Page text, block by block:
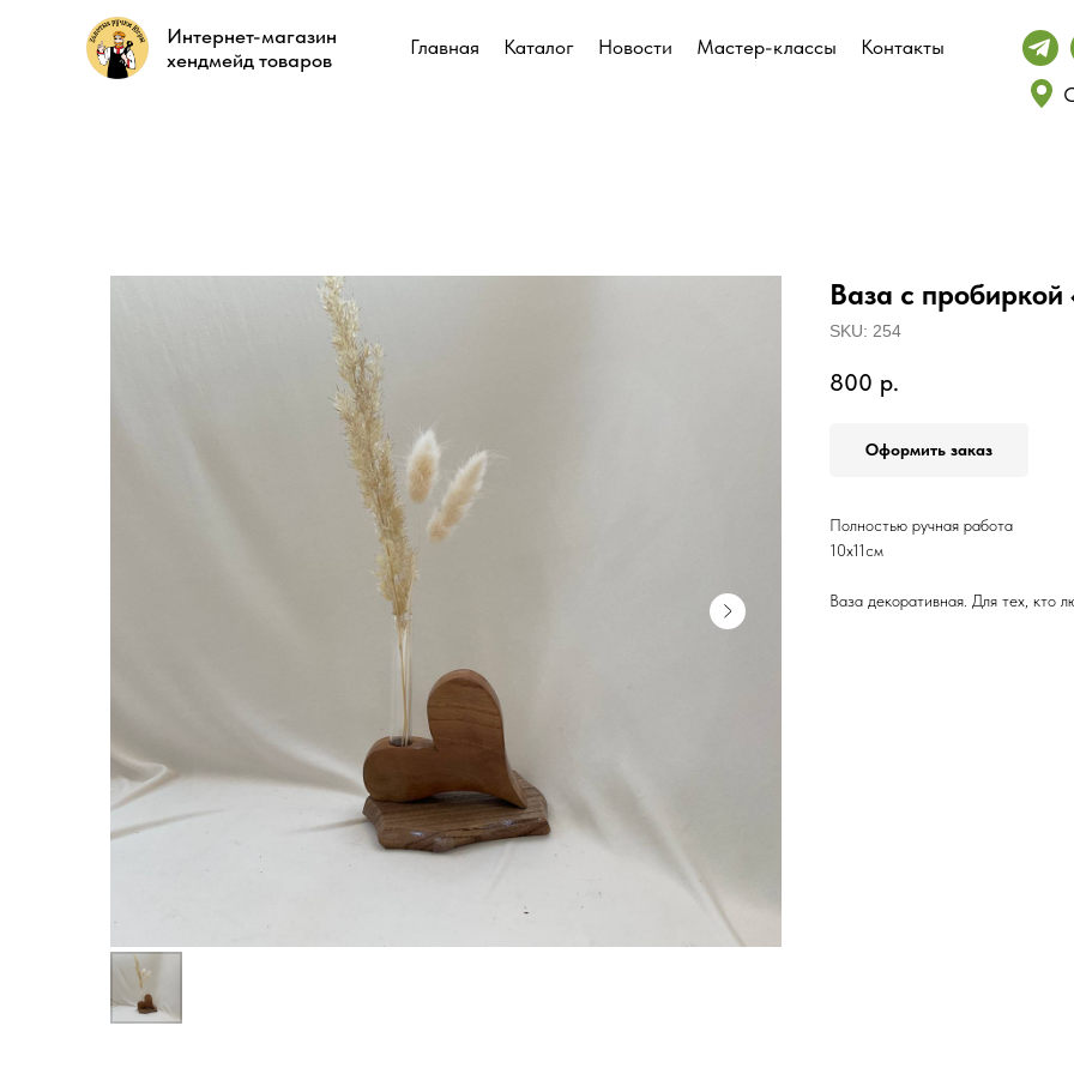
Интернет-магазин
хендмейд товаров
Главная Каталог Новости Мастер-классы Контакты
Интернет-магазин
хендмейд товаров
Главная Каталог Новости Мастер-классы Контакты
Ваза с
SKU: 254
800 р.
Оформить заказ
Полностью ручная работа
10х11см
Ваза декоративная. Для тех, кто